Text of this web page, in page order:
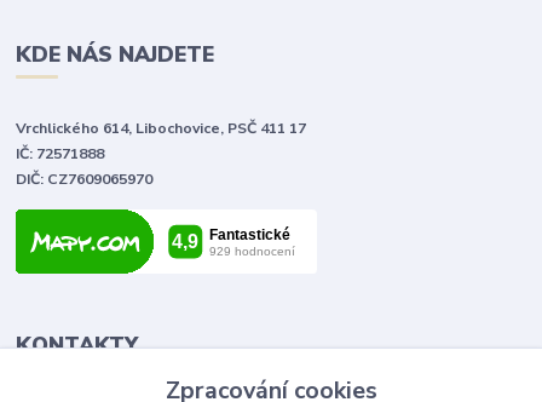
KDE NÁS NAJDETE
Vrchlického 614, Libochovice, PSČ 411 17
IČ: 72571888
DIČ: CZ7609065970
KONTAKTY
Zpracování cookies